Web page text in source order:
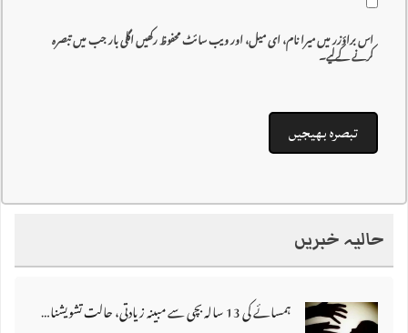
اس براؤزر میں میرا نام، ای میل، اور ویب سائٹ محفوظ رکھیں اگلی بار جب میں تبصرہ
کرنے کےلیے۔
حالیہ خبریں
ہمسائے کی 13 سالہ بچی سے مبینہ زیادتی، حالت تشویشناک ہونے پر ملزم فرار